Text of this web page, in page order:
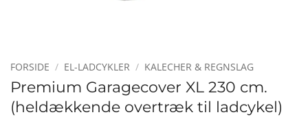
FORSIDE / EL-LADCYKLER / KALECHER & REGNSLAG
Premium Garagecover XL 230 cm.
(heldækkende overtræk til ladcykel)